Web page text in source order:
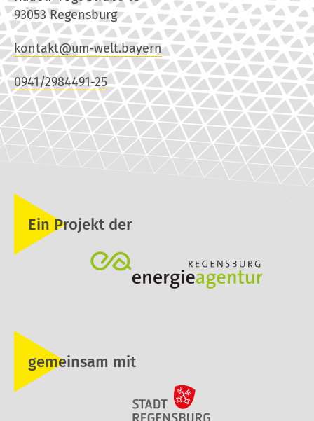
93053 Regensburg
kontakt@um-welt.bayern
0941/2984491-25
Ein Projekt der
gemeinsam mit